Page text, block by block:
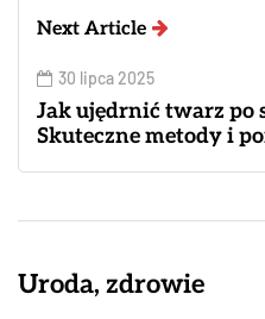
Next Article
30 lipca 2025
Jak ujędrnić twarz po
Skuteczne metody i
Uroda, zdrowie